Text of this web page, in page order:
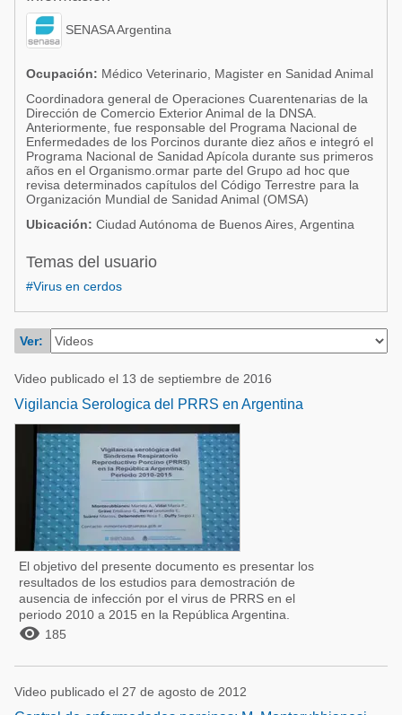
Acuacultura
Micotoxinas
Avicultura
Porcicultura
Lechería
Balanceados - Piensos
Comunidades en portugués
Avicultura
Porcicultura
Ganadería
Lechería
SENASA Argentina
Ocupación: Médico Veterinario, Magister en Sanidad Animal
Coordinadora general de Operaciones Cuarentenarias de la
Dirección de Comercio Exterior Animal de la DNSA.
Anteriormente, fue responsable del Programa Nacional de
Enfermedades de los Porcinos durante diez años e integró el
Programa Nacional de Sanidad Apícola durante sus primeros
años en el Organismo.ormar parte del Grupo ad hoc que
revisa determinados capítulos del Código Terrestre para la
Organización Mundial de Sanidad Animal (OMSA)
Ubicación: Ciudad Autónoma de Buenos Aires, Argentina
Temas del usuario
#Virus en cerdos
Ver:
Video publicado el 13 de septiembre de 2016
Vigilancia Serologica del PRRS en Argentina
El objetivo del presente documento es presentar los
resultados de los estudios para demostración de
ausencia de infección por el virus de PRRS en el
periodo 2010 a 2015 en la República Argentina.
 185
Video publicado el 27 de agosto de 2012